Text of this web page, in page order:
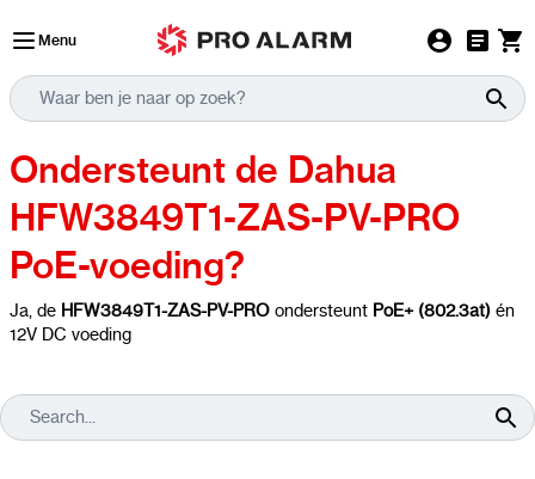
Menu
Ondersteunt de Dahua
HFW3849T1-ZAS-PV-PRO
PoE-voeding?
Ja, de HFW3849T1-ZAS-PV-PRO ondersteunt PoE+ (802.3at) én
12V DC voeding